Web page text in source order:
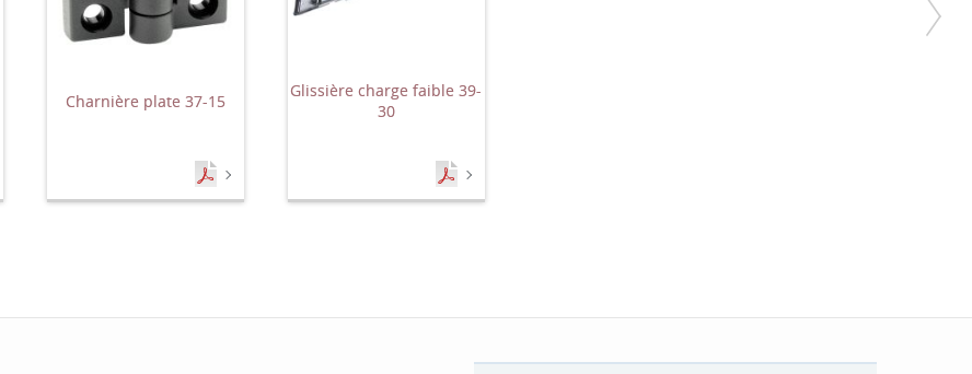
Charnière plate 37-15
Glissière charge faible 39-
30